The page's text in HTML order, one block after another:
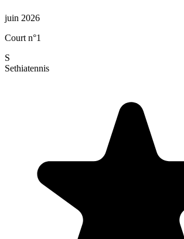
juin 2026
Court n°1
S
Sethiatennis